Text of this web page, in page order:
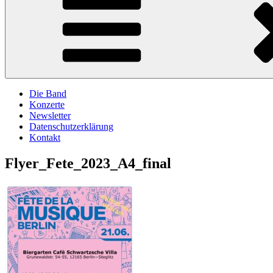
Die Band
Konzerte
Newsletter
Datenschutzerklärung
Kontakt
Flyer_Fete_2023_A4_final